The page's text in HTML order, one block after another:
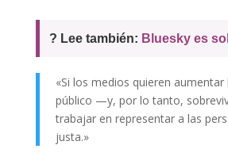
? Lee también: Bluesky es
«Si los medios quieren
público —y, por lo tanto,
trabajar en representar a las
justa.»